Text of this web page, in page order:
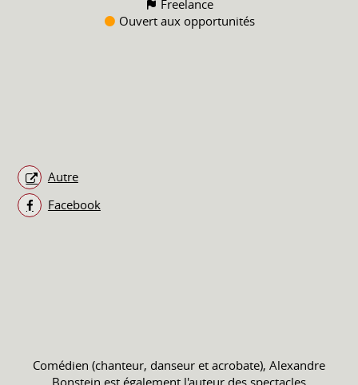
Freelance
Ouvert aux opportunités
Autre
Facebook
Comédien (chanteur, danseur et acrobate), Alexandre
Bonstein est également l'auteur des spectacles